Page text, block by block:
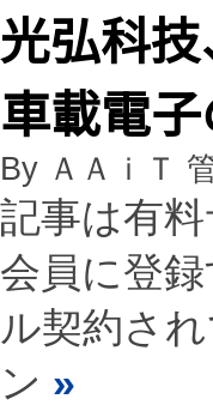
光弘科
車載電
By ＡＡｉＴ
記事は有
会員に登
ル契約さ
ン »